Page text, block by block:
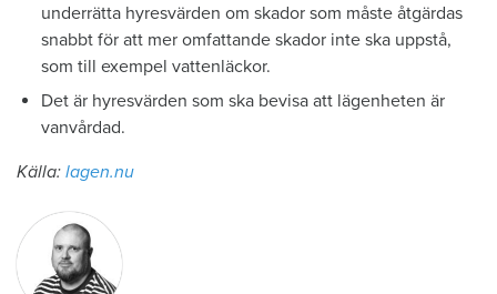
underrätta hyresvärden om skador som måste åtgärdas
snabbt för att mer omfattande skador inte ska uppstå,
som till exempel vattenläckor.
Det är hyresvärden som ska bevisa att lägenheten är
vanvårdad.
Källa: lagen.nu